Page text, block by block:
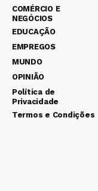
COMÉRCIO E
NEGÓCIOS
EDUCAÇÃO
EMPREGOS
MUNDO
OPINIÃO
Política de
Privacidade
Termos e Condições